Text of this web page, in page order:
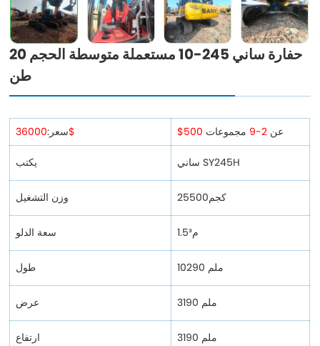
حفارة ساني 245-10 مستعملة متوسطة الحجم 20
طن
سعر:36000$ $500 عن 2-9 مجموعات
يكتب ساني SY245H
وزن التشغيل 25500كجم
سعة الدلو 1.5م³
طول 10290 ملم
عرض 3190 ملم
ارتفاع 3190 ملم